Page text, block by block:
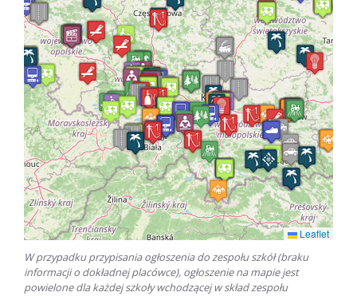
Leaflet
W przypadku przypisania ogłoszenia do zespołu szkół (braku
informacji o dokładnej placówce), ogłoszenie na mapie jest
powielone dla każdej szkoły wchodzącej w skład zespołu